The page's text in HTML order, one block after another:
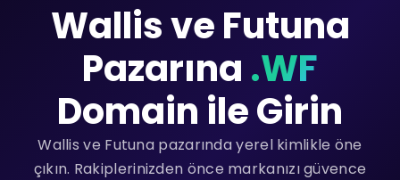
Wallis ve Futuna
Pazarına .WF
Domain ile Girin
Wallis ve Futuna pazarında yerel kimlikle öne
çıkın. Rakiplerinizden önce markanızı güvence